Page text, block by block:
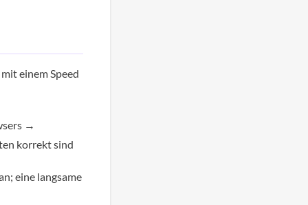
einem Speed
→
korrekt sind
eine langsame